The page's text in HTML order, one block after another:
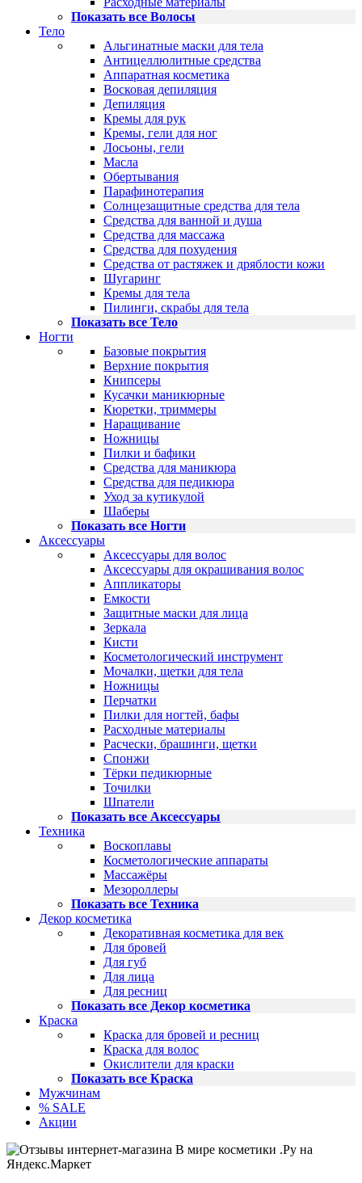
Показать все Волосы
Тело
Альгинатные маски для тела
Антицеллюлитные средства
Аппаратная косметика
Восковая депиляция
Депиляция
Кремы для рук
Кремы, гели для ног
Лосьоны, гели
Масла
Обертывания
Парафинотерапия
Солнцезащитные средства для тела
Средства для ванной и душа
Средства для массажа
Средства для похудения
Средства от растяжек и дряблости кожи
Шугаринг
Кремы для тела
Пилинги, скрабы для тела
Показать все Тело
Ногти
Базовые покрытия
Верхние покрытия
Книпсеры
Кусачки маникюрные
Кюретки, триммеры
Наращивание
Ножницы
Пилки и бафики
Средства для маникюра
Средства для педикюра
Уход за кутикулой
Шаберы
Показать все Ногти
Аксессуары
Аксессуары для волос
Аксессуары для окрашивания волос
Аппликаторы
Емкости
Защитные маски для лица
Зеркала
Кисти
Косметологический инструмент
Мочалки, щетки для тела
Ножницы
Перчатки
Пилки для ногтей, бафы
Расходные материалы
Расчески, брашинги, щетки
Спонжи
Тёрки педикюрные
Точилки
Шпатели
Показать все Аксессуары
Техника
Воскоплавы
Косметологические аппараты
Массажёры
Мезороллеры
Показать все Техника
Декор косметика
Декоративная косметика для век
Для бровей
Для губ
Для лица
Для ресниц
Показать все Декор косметика
Краска
Краска для бровей и ресниц
Краска для волос
Окислители для краски
Показать все Краска
Мужчинам
% SALE
Акции